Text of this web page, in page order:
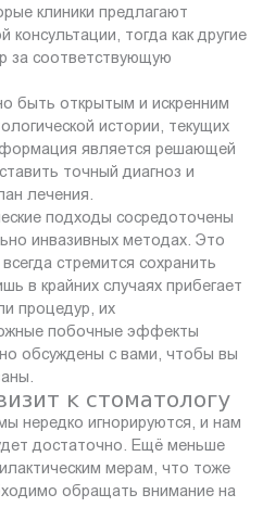
клиники предлагают
консультации, тогда как другие
за соответствующую
быть открытым и искренним
истории, текущих
является решающей
точный диагноз и
лечения.
подходы сосредоточены
инвазивных методах. Это
стремится сохранить
в крайних случаях прибегает
процедур, их
побочные эффекты
обсуждены с вами, чтобы вы
к стоматологу
нередко игнорируются, и нам
достаточно. Ещё меньше
мерам, что тоже
обращать внимание на